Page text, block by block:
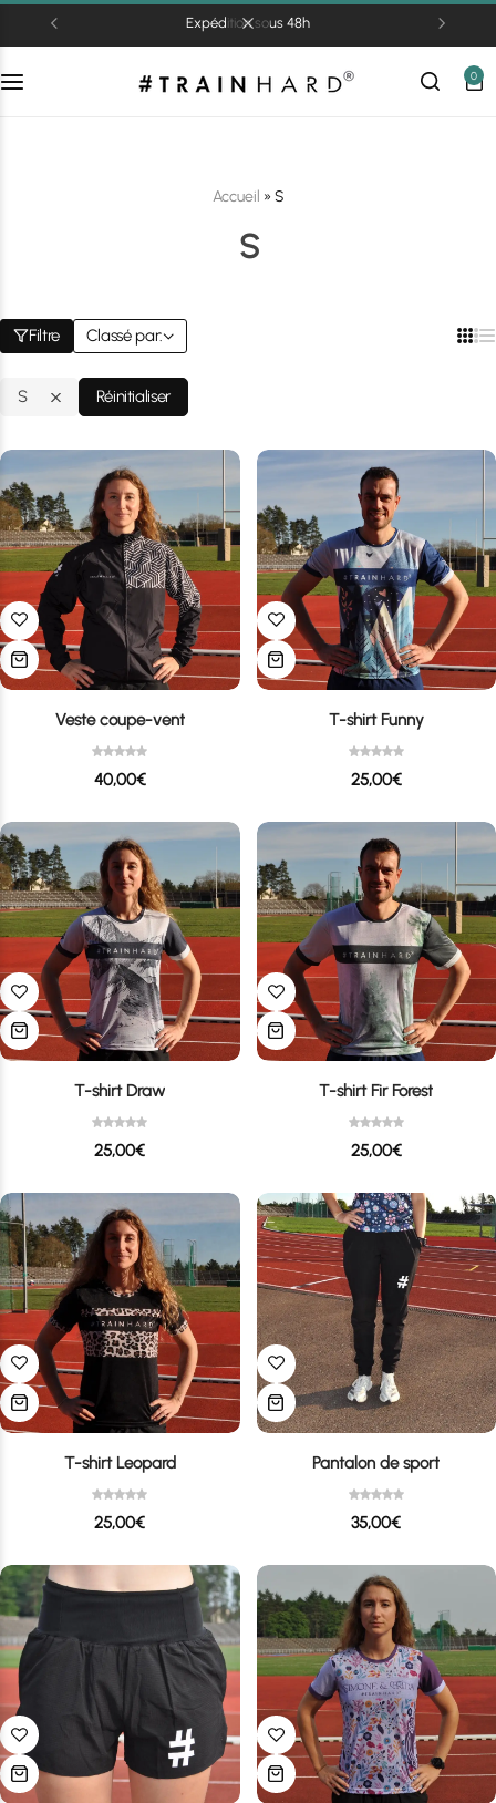
expédition sous 48h
0
Accueil » S
S
Filtre Classé par:
S Réinitialiser
Veste coupe-vent
40,00€
T-shirt Funny
25,00€
T-shirt Draw
25,00€
T-shirt Fir Forest
25,00€
T-shirt Leopard
25,00€
Pantalon de sport
35,00€